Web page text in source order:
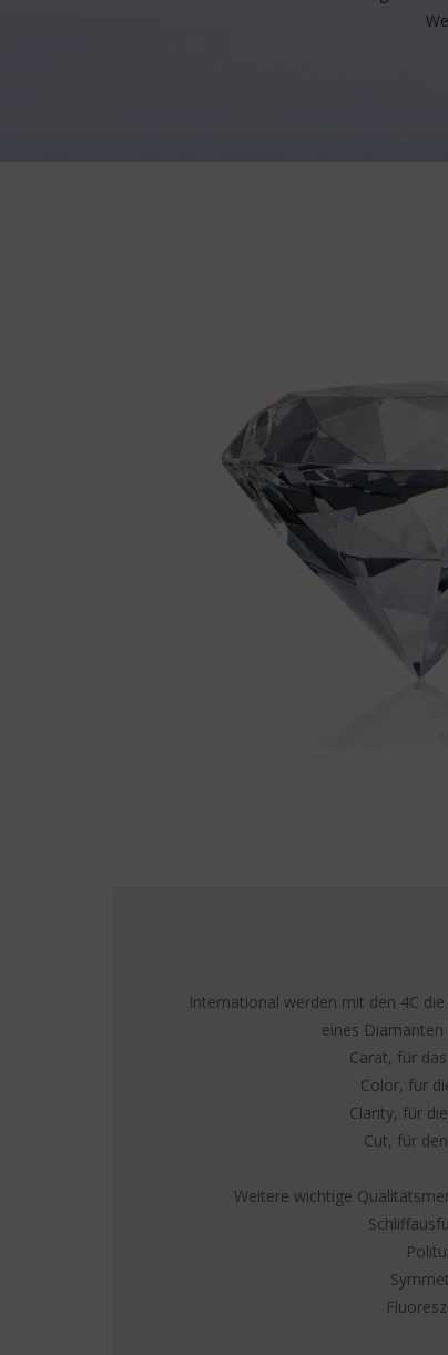
International werden mit den 4C
eines Diamanten
Carat, für
Color, für
Clarity, für
Cut, für
Weitere wichtige